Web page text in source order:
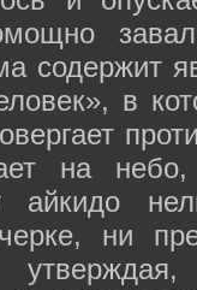
содержит
в
на
айкидо
ни